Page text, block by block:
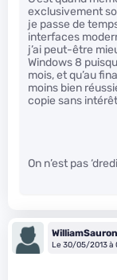
exclusivement
je passe de
interfaces
j’ai peut-être
Windows 8
mois, et qu’au
moins bien
copie sans
On n’est pas
WilliamSauron
Le 30/05/2013 à